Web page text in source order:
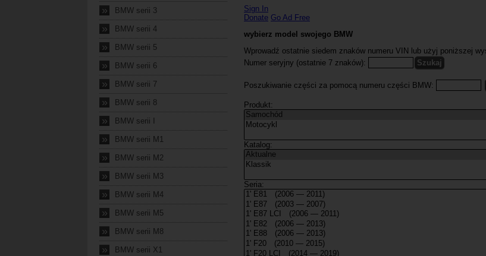
» BMW serii 3
» BMW serii 4
» BMW serii 5
» BMW serii 6
» BMW serii 7
» BMW serii 8
» BMW serii I
» BMW serii M1
» BMW serii M2
» BMW serii M3
» BMW serii M4
» BMW serii M5
» BMW serii M8
» BMW serii X1